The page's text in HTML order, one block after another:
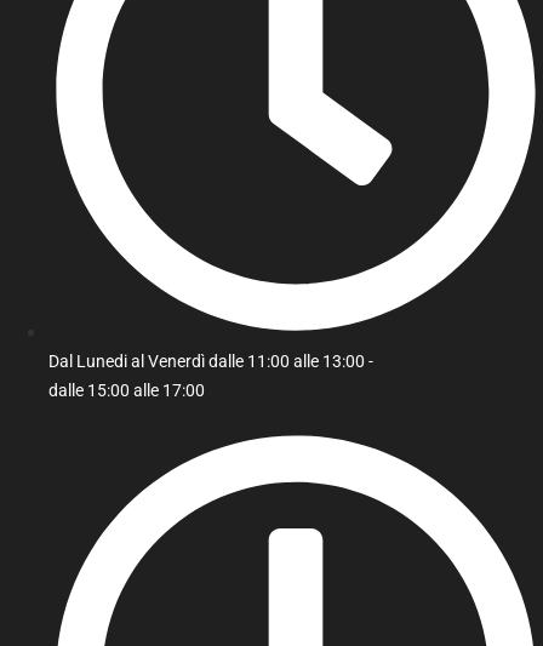
Dal Lunedi al Venerdì dalle 11:00 alle 13:00 -
dalle 15:00 alle 17:00